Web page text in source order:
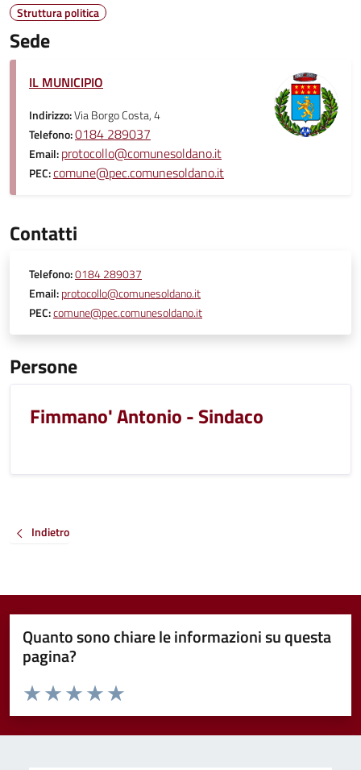
Struttura politica
Sede
IL MUNICIPIO
Indirizzo:Via Borgo Costa, 4
Telefono:0184 289037
Email:protocollo@comunesoldano.it
PEC:comune@pec.comunesoldano.it
Contatti
Telefono:0184 289037
Email:protocollo@comunesoldano.it
PEC:comune@pec.comunesoldano.it
Persone
Fimmano' Antonio - Sindaco
Indietro
Quanto sono chiare le informazioni su questa
pagina?
Valuta da 1 a 5 stelle la pagina
Valuta 5 stelle su 5
Valuta 4 stelle su 5
Valuta 3 stelle su 5
Valuta 2 stelle su 5
Valuta 1 stelle su 5